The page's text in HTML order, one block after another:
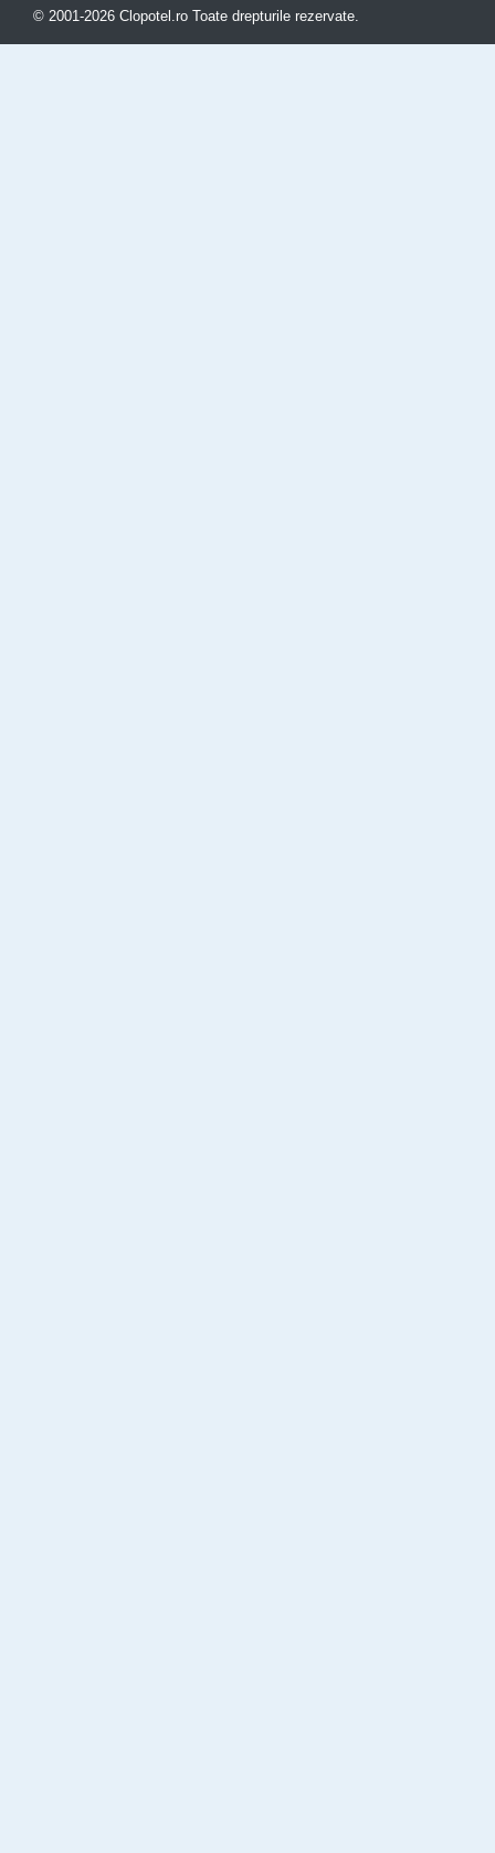
© 2001-2026 Clopotel.ro Toate drepturile rezervate.